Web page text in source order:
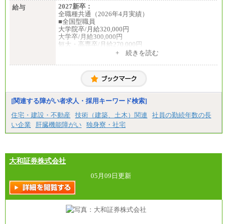
給与
2027新卒：
全職種共通（2026年4月実績）
■全国型職員
大学院卒/月給320,000円
大学卒/月給300,000円
短大・高専卒/月給270,000円
大学院卒/月給256,000円～288,000円
大学卒/月給240,000円～270,000円
短大・高専卒/月給216,000円～243,000円
■特定職員※
大学院卒/月給234,000円～263,000円
大学卒/月給219,000円～246,000円
短大・高専卒/月給197,000円～222,000円
※拠点型職員、特定職員の給与は、生活の拠点が定
す。
中途：
全職種共通
月給制
226,600円～390,100円（勤務地域等により異なりま
す）
・ご経験やスキルを考慮し、選考の中で決定いたし
ます。
+ 続きを読む
[関連する障がい者求人・採用キーワード検索]
住宅・建設・不動産
技術（建築、土木）関連
社員の勤続年数の長
い企業
肝臓機能障がい 独身寮・社宅
大和証券株式会社
05月09日更新